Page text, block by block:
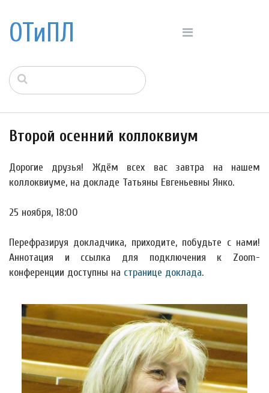
ОТиПЛ
Второй осенний коллоквиум
Дорогие друзья! Ждём всех вас завтра на нашем
коллоквиуме, на докладе Татьяны Евгеньевны Янко.
25 ноября, 18:00
Перефразируя докладчика, приходите, побудьте с нами!
Аннотация и ссылка для подключения к Zoom-
конференции доступны на странице доклада.